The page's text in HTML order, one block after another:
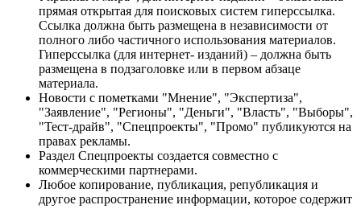
прямая открытая для поисковых систем гиперссылка.
Ссылка должна быть размещена в независимости от
полного либо частичного использования материалов.
Гиперссылка (для интернет- изданий) – должна быть
размещена в подзаголовке или в первом абзаце
материала.
Новости с пометками "Мнение", "Экспертиза",
"Заявление", "Регионы", "Деньги", "Власть", "Выборы",
"Тест-драйв", "Спецпроекты", "Промо" публикуются на
правах рекламы.
Раздел Спецпроекты создается совместно с
коммерческими партнерами.
Любое копирование, публикация, републикация и
другое распространение информации, которое содержит